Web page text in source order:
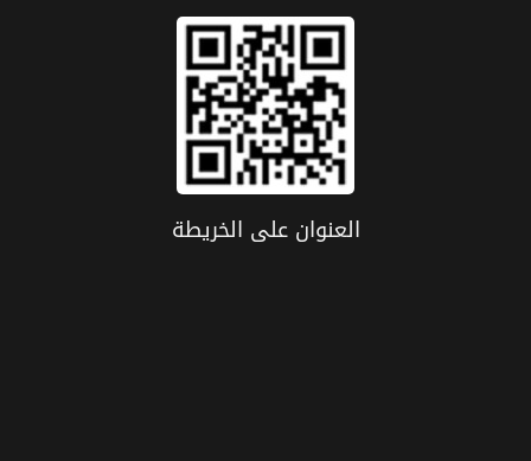
العنوان علی الخریطة